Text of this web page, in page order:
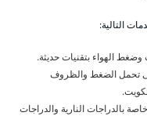
التالية:
الهواء بتقنيات حديثة.
على تحمل الضغط والظروف
بالدراجات النارية والدراجات